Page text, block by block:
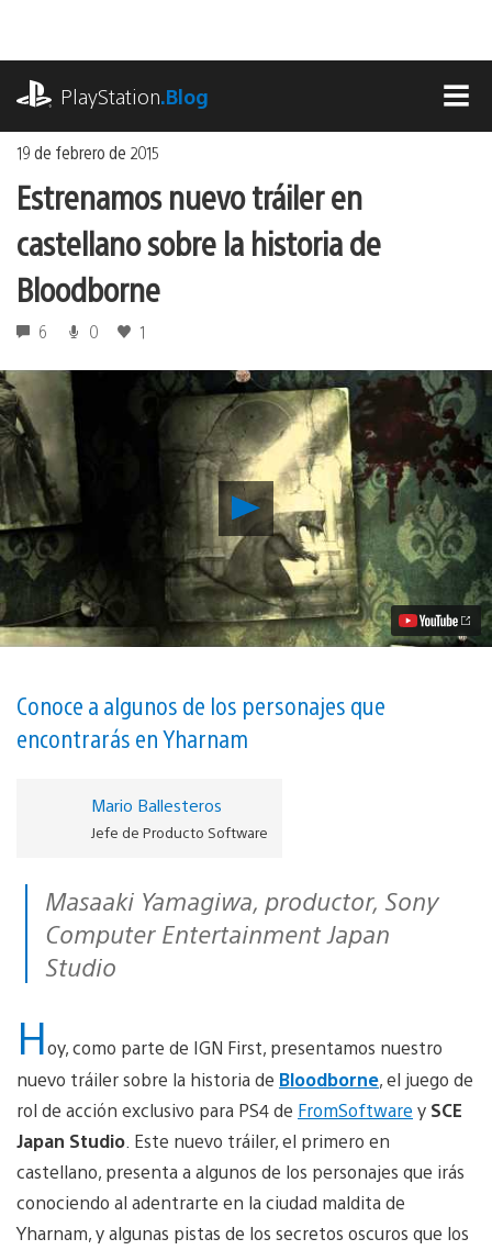
contenido
PlayStation.Blog
19 de febrero de 2015
Estrenamos nuevo tráiler en
castellano sobre la historia de
Bloodborne
6 0 1
Reproducir
Estrenamos
nuevo
tráiler
en
castellano
sobre
la
Bloodborne
vídeo
Conoce a algunos de los personajes que
encontrarás en Yharnam
Mario Ballesteros
Jefe de Producto Software
Masaaki Yamagiwa, productor, Sony
Computer Entertainment Japan
Studio
Hoy, como parte de IGN First, presentamos nuestro
nuevo tráiler sobre la historia de Bloodborne, el juego de
rol de acción exclusivo para PS4 de FromSoftware y SCE
Japan Studio . Este nuevo tráiler, el primero en
castellano, presenta a algunos de los personajes que irás
conociendo al adentrarte en la ciudad maldita de
Yharnam, y algunas pistas de los secretos oscuros que los